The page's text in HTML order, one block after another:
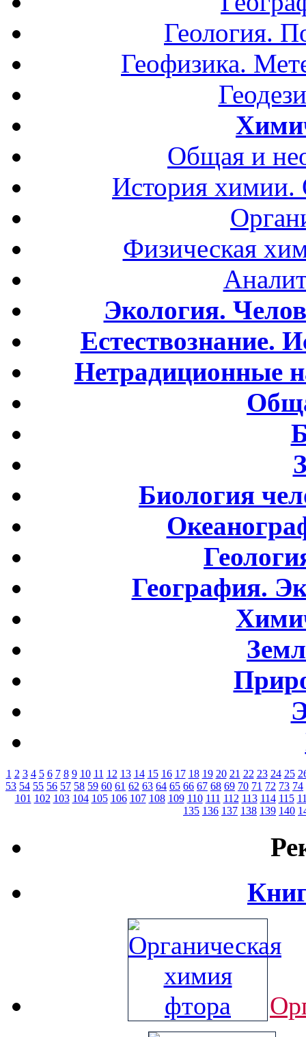
Геология.
Геофизика.
Общая и
История
Физическая
Экология.
Естествознание.
Нетрадиционные
Биология
География.
1 2 3 4 5 6 7 8 9 10 11 12 13 14 15 16 17 18 19 20 21 22 23 24 25
53 54 55 56 57 58 59 60 61 62 63 64 65 66 67 68 69 70 71 72 73 74
101 102 103 104 105 106 107 108 109 110 111 112 113 114 115
135 136 137 138 139 140